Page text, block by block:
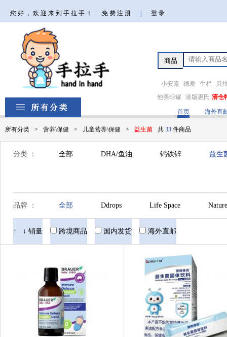
您好，欢迎来到手拉手！ 免费注册 登录
小安素 德爱 牛栏
贝
他美绿罐 港版惠氏 清仓
首页 海外直
所有分类 > 营养\保健 > 儿童营养\保健 > 益生菌 共 33 件商品
分类 ： 全部 DHA/鱼油 钙铁锌 益生
品牌 ： 全部 Ddrops Life Space
Biostime 合生元 BioGaia 拜奥
澳晓维他 Brauer百澳年
↑ ↓ 销量 跨境商品 国内发货 海外直邮